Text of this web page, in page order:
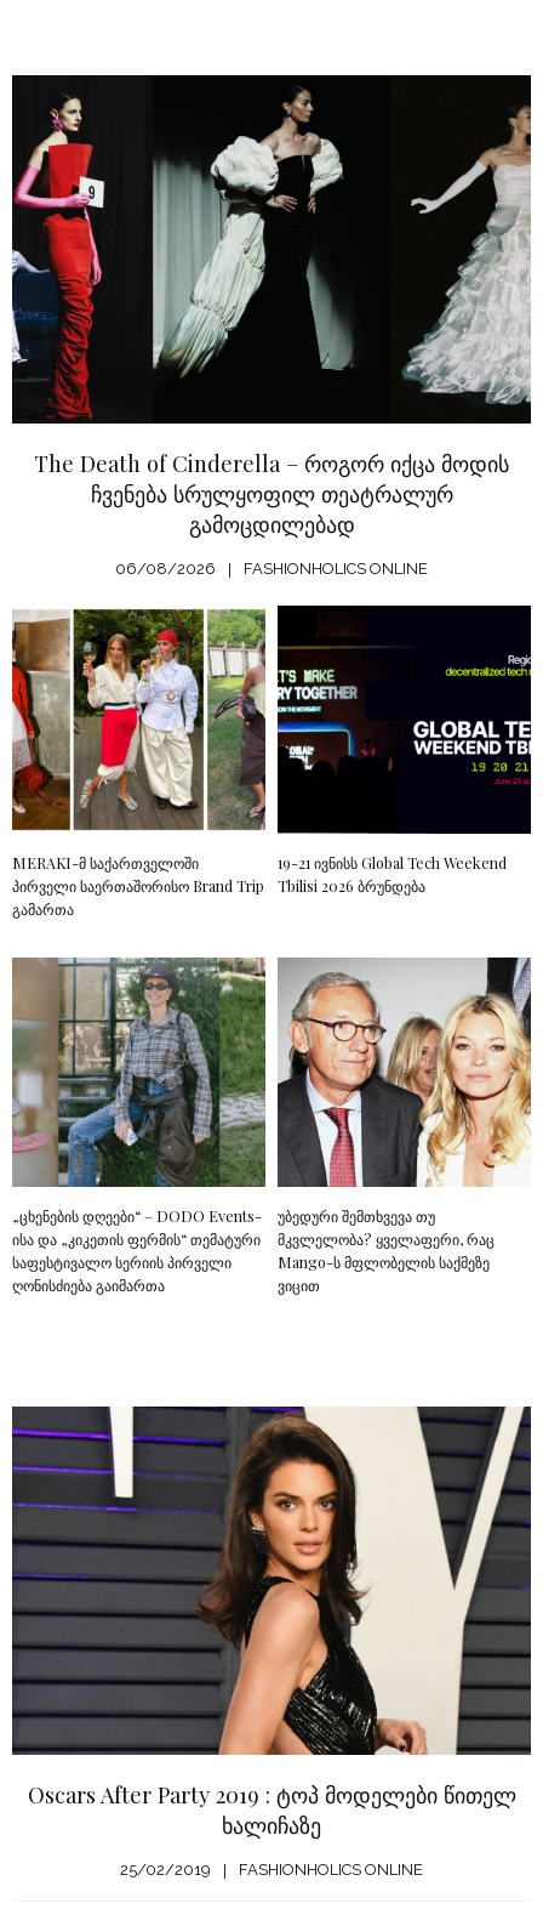
The Death of Cinderella – როგორ იქცა მოდის
ჩვენება სრულყოფილ თეატრალურ
გამოცდილებად
06/08/2026 FASHIONHOLICS ONLINE
MERAKI-მ საქართველოში
პირველი საერთაშორისო Brand Trip
გამართა
19-21 ივნისს Global Tech Weekend
Tbilisi 2026 ბრუნდება
„ცხენების დღეები“ – DODO Events-
ისა და „კიკეთის ფერმის“ თემატური
საფესტივალო სერიის პირველი
ღონისძიება გაიმართა
უბედური შემთხვევა თუ
მკვლელობა? ყველაფერი, რაც
Mango-ს მფლობელის საქმეზე
ვიცით
Oscars After Party 2019 : ტოპ მოდელები წითელ
ხალიჩაზე
25/02/2019 FASHIONHOLICS ONLINE